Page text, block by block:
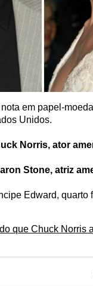
em papel-
Unidos.
Norris, ator
Stone, atriz
Edward, quarto
que Chuck Norris